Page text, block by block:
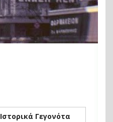
Ιστορικά Γεγονότα